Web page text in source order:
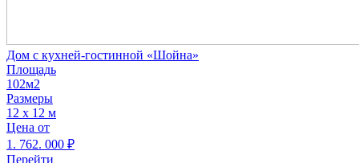
Дом с кухней-гостинной «Шойна»
Площадь
102м2
Размеры
12 х 12 м
Цена от
1. 762. 000 ₽
Перейти